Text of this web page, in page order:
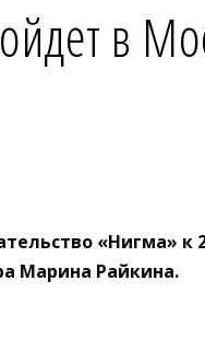
в
«Нигма»
Марина Райкина.